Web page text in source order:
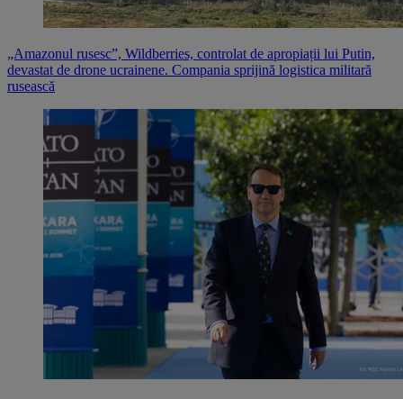
„Amazonul rusesc”, Wildberries, controlat de apropiații lui Putin,
devastat de drone ucrainene. Compania sprijină logistica militară
rusească